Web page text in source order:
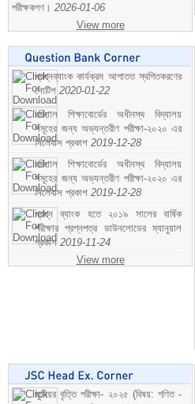
পরীক্ষকগণ। 2026-01-06
View more
প্রশ্নব্যাংক কার্যক্রম আপাতত স্থগিতকরণের
নোটিশ 2020-01-22
বরিশাল শিক্ষাবোর্ডের অধীনস্থ বিদ্যালয়
সমূহের জন্য অভ্যন্তরীণ পরীক্ষা-২০২০ এর
সিলেবাস প্রকাশ 2019-12-28
বরিশাল শিক্ষাবোর্ডের অধীনস্থ বিদ্যালয়
সমূহের জন্য অভ্যন্তরীণ পরীক্ষা-২০২০ এর
সিলেবাস প্রকাশ 2019-12-28
প্রশ্ন ব্যাংক হতে ২০১৯ সালের বার্ষিক
পরীক্ষার প্রশ্নপত্র ডাউনলোডের ম্যানুয়াল
প্রকাশ 2019-11-24
View more
জুনিয়র বৃত্তি পরীক্ষা- ২০২৫ (বিষয়: গণিত -